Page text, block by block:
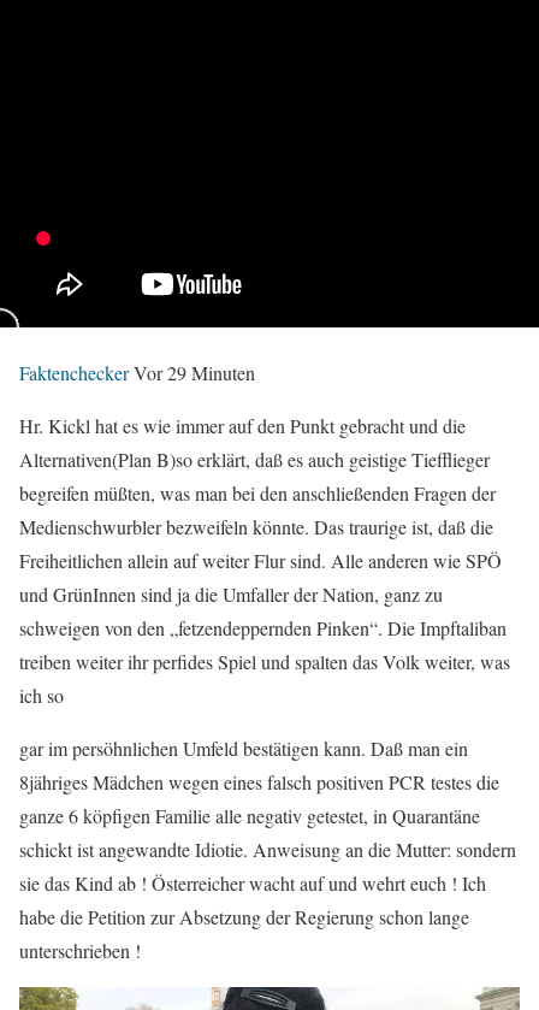
FaktencheckerVor 29 Minuten
Hr. Kickl hat es wie immer auf den Punkt gebracht und die
Alternativen(Plan B)so erklärt, daß es auch geistige Tiefflieger
begreifen müßten, was man bei den anschließenden Fragen der
Medienschwurbler bezweifeln könnte. Das traurige ist, daß die
Freiheitlichen allein auf weiter Flur sind. Alle anderen wie SPÖ
und GrünInnen sind ja die Umfaller der Nation, ganz zu
schweigen von den „fetzendeppernden Pinken“. Die Impftaliban
treiben weiter ihr perfides Spiel und spalten das Volk weiter, was
ich so
gar im persöhnlichen Umfeld bestätigen kann. Daß man ein
8jähriges Mädchen wegen eines falsch positiven PCR testes die
ganze 6 köpfigen Familie alle negativ getestet, in Quarantäne
schickt ist angewandte Idiotie. Anweisung an die Mutter: sondern
sie das Kind ab ! Österreicher wacht auf und wehrt euch ! Ich
habe die Petition zur Absetzung der Regierung schon lange
unterschrieben !